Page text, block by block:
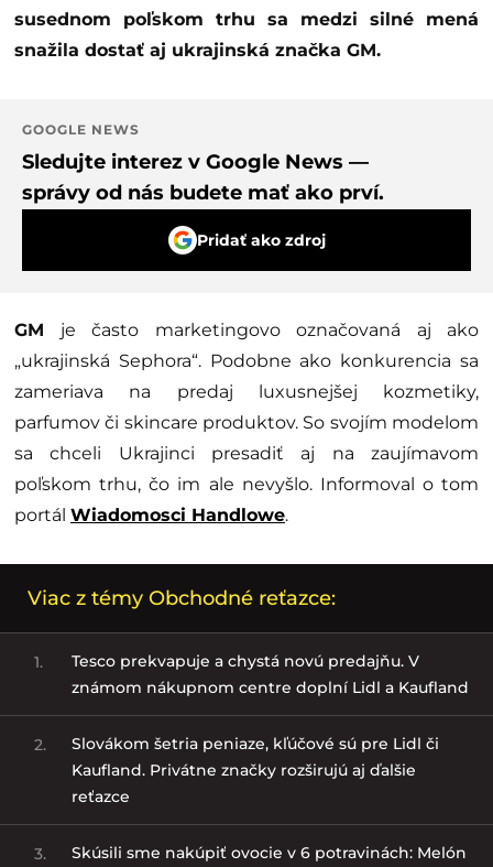
susednom poľskom trhu sa medzi silné mená
snažila dostať aj ukrajinská značka GM.
GOOGLE NEWS
Sledujte interez v Google News —
správy od nás budete mať ako prví.
Pridať ako zdroj
GM je často marketingovo označovaná aj ako
„ukrajinská Sephora“. Podobne ako konkurencia sa
zameriava na predaj luxusnejšej kozmetiky,
parfumov či skincare produktov. So svojím modelom
sa chceli Ukrajinci presadiť aj na zaujímavom
poľskom trhu, čo im ale nevyšlo. Informoval o tom
portál Wiadomosci Handlowe.
Viac z témy Obchodné reťazce:
1.
Tesco prekvapuje a chystá novú predajňu. V
známom nákupnom centre doplní Lidl a Kaufland
2.
Slovákom šetria peniaze, kľúčové sú pre Lidl či
Kaufland. Privátne značky rozširujú aj ďalšie
reťazce
3.
Skúsili sme nakúpiť ovocie v 6 potravinách: Melón